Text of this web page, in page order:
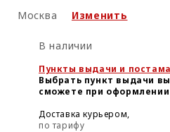
Москва Изменить
В наличии
Пункты выдачи и
Выбрать пункт выдачи вы
сможете при оформлении
Доставка курьером,
по тарифу